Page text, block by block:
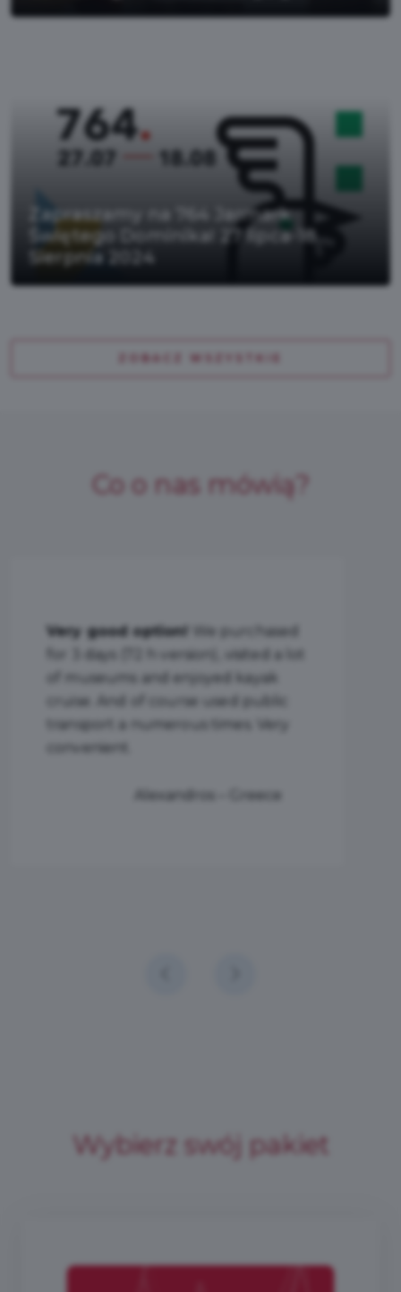
Zapraszamy na 764 Jarmark
Świętego Dominika! 27 lipca-18
Sierpnia 2024
Co o nas mówią?
Excellent! I used 72-Hour Gdansk
Tourist Card.
It was a great
decision. An ideal way for a
sightseeing of this beautiful city. I
highly recommend it.
Elar – Norway
Wybierz swój pakiet